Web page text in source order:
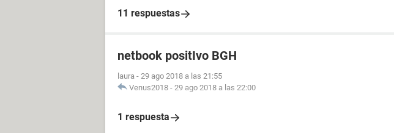
11 respuestas
netbook positIvo BGH
laura - 29 ago 2018 a las 21:55
Venus2018 - 29 ago 2018 a las 22:00
1 respuesta